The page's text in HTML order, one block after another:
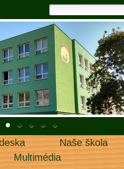
Naše škola
Multimédia